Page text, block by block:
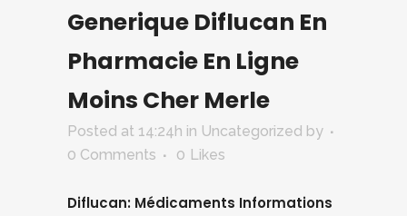
Generique Diflucan En
Pharmacie En Ligne
Moins Cher Merle
Posted at 14:24h in Uncategorized by
0 Comments
0 Likes
Diflucan: Médicaments Informations